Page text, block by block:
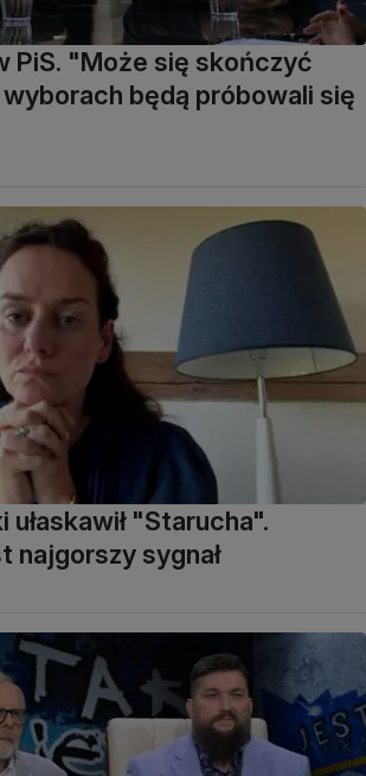
PiS. "Może się skończyć
będą próbowali się
ułaskawił "Starucha".
najgorszy sygnał